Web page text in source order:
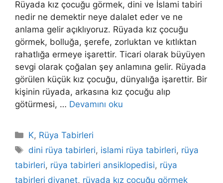
Rüyada kız çocuğu görmek, dini ve İslami tabiri
nedir ne demektir neye dalalet eder ve ne
anlama gelir açıklıyoruz. Rüyada kız çocuğu
görmek, bolluğa, şerefe, zorluktan ve kıtlıktan
rahatlığa ermeye işarettir. Ticari olarak büyüyen
sevgi olarak çoğalan şey anlamına gelir. Rüyada
görülen küçük kız çocuğu, dünyalığa işarettir. Bir
kişinin rüyada, arkasına kız çocuğu alıp
götürmesi, … Devamını oku
Kategoriler
K, Rüya Tabirleri
Etiketler
dini rüya tabirleri, islami rüya tabirleri, rüya
tabirleri, rüya tabirleri ansiklopedisi, rüya
tabirleri diyanet, rüyada kız çocuğu görmek